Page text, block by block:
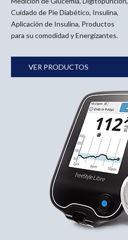
Cuidado de Pie Diabético, Insulina,
Aplicación de Insulina, Productos
para su comodidad yEnergizantes.
VER PRODUCTOS